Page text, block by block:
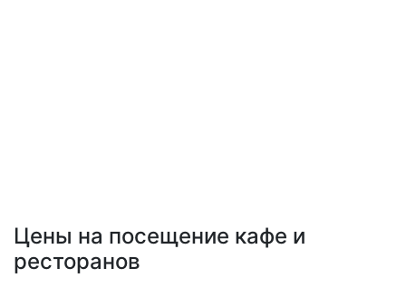
Цены на посещение кафе и
ресторанов